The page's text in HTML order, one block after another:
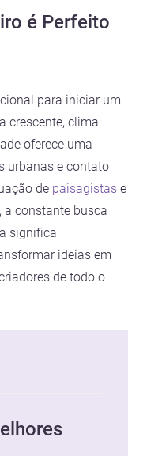
é Perfeito
para iniciar um
crescente, clima
oferece uma
urbanas e contato
de paisagistas e
a constante busca
significa
ideias em
de todo o